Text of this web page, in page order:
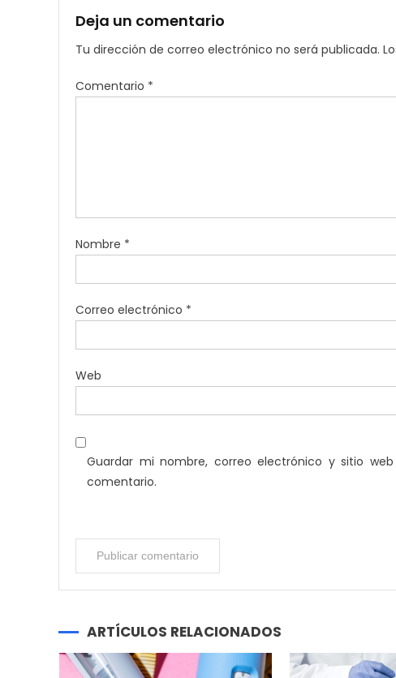
Deja un comentario
Tu dirección de correo electrónico no será publicada.
Comentario *
Nombre *
Correo electrónico *
Web
Guardar mi nombre, correo electrónico y sitio
comentario.
ARTÍCULOS RELACIONADOS